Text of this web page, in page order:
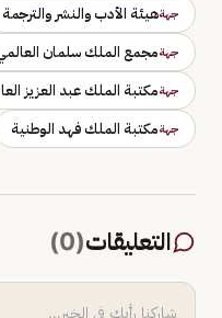
جهةهيئة الأدب والنشر والترجمة
جهةمجمع الملك سلمان العالمي
جهةمكتبة الملك عبد العزيز
جهةمكتبة الملك فهد الوطنية
التعليقات(
0
)